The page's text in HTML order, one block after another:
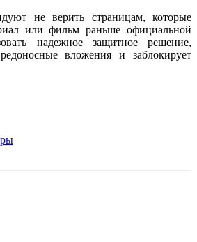
не верить страницам, которые
или фильм раньше официальной
надежное защитное решение,
вложения и заблокирует